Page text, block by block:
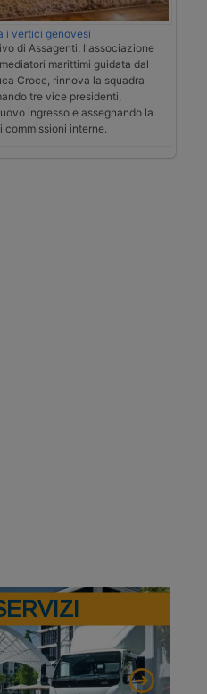
i vertici genovesi
di Assagenti, l'associazione
marittimi guidata dal
Croce, rinnova la squadra
tre vice presidenti,
ingresso e assegnando la
commissioni interne.